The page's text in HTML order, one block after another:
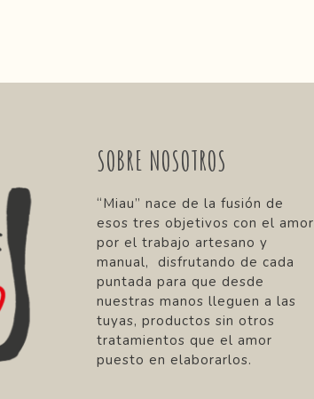
SOBRE NOSOTROS
“Miau” nace de la fusión de
esos tres objetivos con el amor
por el trabajo artesano y
manual, disfrutando de cada
puntada para que desde
nuestras manos lleguen a las
tuyas, productos sin otros
tratamientos que el amor
puesto en elaborarlos.